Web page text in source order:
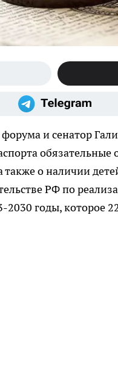
и сенатор
о наличии
РФ по
годы, которое